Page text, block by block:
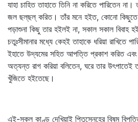
যাহা চাহিত তাহাতে তিনি না করিতে পারিতেন
জল ছল্‌ছল্‌ করিত। তাঁর মনে হইত, কোনো কিছুতে
পড়াশুনা কিছু তার হইলই না, সকাল সকাল বিবাহ
চতুঃসীমানার মধ্যে কেহই তাহাকে ধরিয়া রাখিতে
ইহাতে উদ্যমের সহিত আপত্তি প্রকাশ করিত
অত্যন্ত রাগ করিয়া বলিতেন, ঘরে তার উৎপাতেই
খুঁজিতে হইতেছে।
এই-সকল কাণ্ড দেখিয়াই পিতৃস্নেহের বিষম